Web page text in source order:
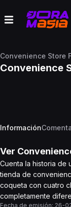
Convenience Store
Convenience
Información
Ver
Cuenta la historia de
tienda de
coqueta con cuatro
completamente
Fecha de emisión: 26-